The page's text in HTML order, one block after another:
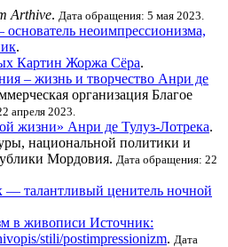
Arthive. Дата обращения: 5 мая 2023.
неоимпрессионизма,
.
Картин Жоржа Сёра.
– жизнь и творчество Анри де
организация Благое
апреля 2023.
жизни» Анри де Тулуз-Лотрека.
национальной политики и
Мордовия. Дата обращения: 22
— талантливый ценитель ночной
в живописи Источник:
stili/postimpressionizm. Дата